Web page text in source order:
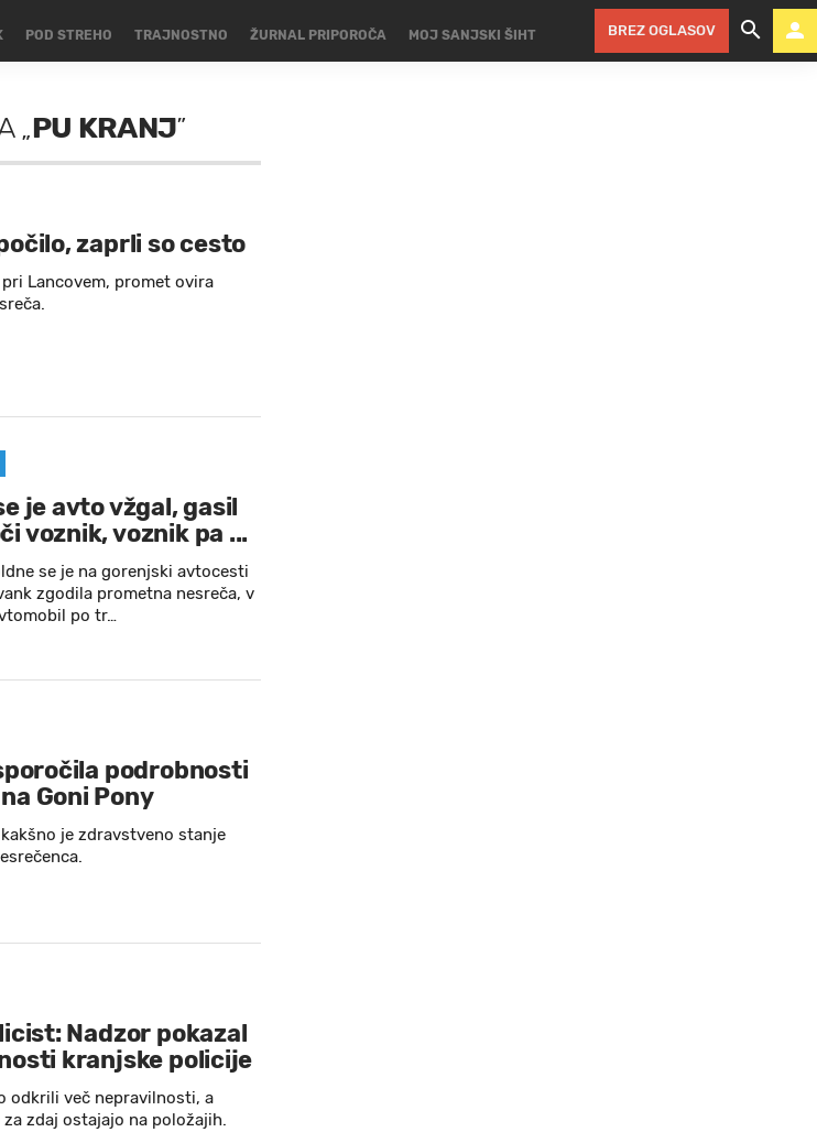
POD STREHO TRAJNOSTNO ŽURNAL PRIPOROČA MOJ SANJSKI ŠIHT BREZ OGLASOV
„PU KRANJ”
zaprli so cesto
Lancovem, promet ovira
je avto vžgal, gasil
voznik, voznik pa ...
se je na gorenjski avtocesti
zgodila prometna nesreča, v
po tr…
podrobnosti
Goni Pony
je zdravstveno stanje
Nadzor pokazal
kranjske policije
odkrili več nepravilnosti, a
zdaj ostajajo na položajih.